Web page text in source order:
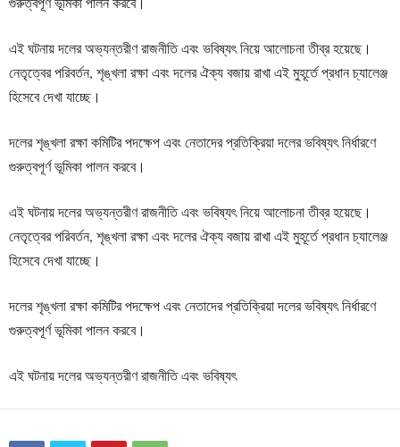
এই ঘটনায় দলের অভ্যন্তরীণ রাজনীতি এবং ভবিষ্যৎ নিয়ে আলোচনা তীব্র হয়েছে।
নেতৃত্বের পরিবর্তন, শৃঙ্খলা রক্ষা এবং দলের ঐক্য বজায় রাখা এই মুহূর্তে প্রধান চ্যালেঞ্জ
হিসেবে দেখা যাচ্ছে।
দলের শৃঙ্খলা রক্ষা কমিটির পদক্ষেপ এবং নেতাদের প্রতিক্রিয়া দলের ভবিষ্যৎ নির্ধারণে
গুরুত্বপূর্ণ ভূমিকা পালন করবে।
এই ঘটনায় দলের অভ্যন্তরীণ রাজনীতি এবং ভবিষ্যৎ নিয়ে আলোচনা তীব্র হয়েছে।
নেতৃত্বের পরিবর্তন, শৃঙ্খলা রক্ষা এবং দলের ঐক্য বজায় রাখা এই মুহূর্তে প্রধান চ্যালেঞ্জ
হিসেবে দেখা যাচ্ছে।
দলের শৃঙ্খলা রক্ষা কমিটির পদক্ষেপ এবং নেতাদের প্রতিক্রিয়া দলের ভবিষ্যৎ নির্ধারণে
গুরুত্বপূর্ণ ভূমিকা পালন করবে।
এই ঘটনায় দলের অভ্যন্তরীণ রাজনীতি এবং ভবিষ্যৎ